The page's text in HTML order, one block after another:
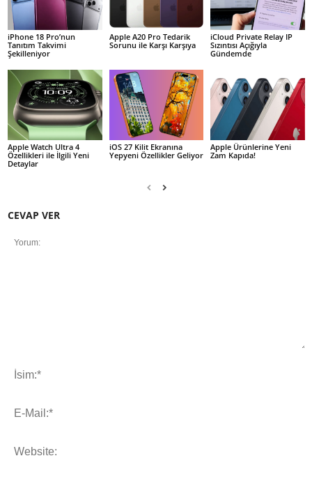
iPhone 18 Pro’nun
Tanıtım Takvimi
Şekilleniyor
Apple A20 Pro Tedarik
Sorunu ile Karşı Karşıya
iCloud Private Relay IP
Sızıntısı Açığıyla
Gündemde
Apple Watch Ultra 4
Özellikleri ile İlgili Yeni
Detaylar
iOS 27 Kilit Ekranına
Yepyeni Özellikler Geliyor
Apple Ürünlerine Yeni
Zam Kapıda!
CEVAP VER